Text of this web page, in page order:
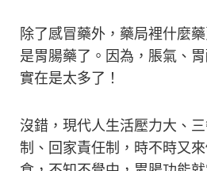
除了感冒藥外，藥局裡什麼
是胃腸藥了。因為，脹氣、
實在是太多了！
沒錯，現代人生活壓力大、
制、回家責任制，時不時又